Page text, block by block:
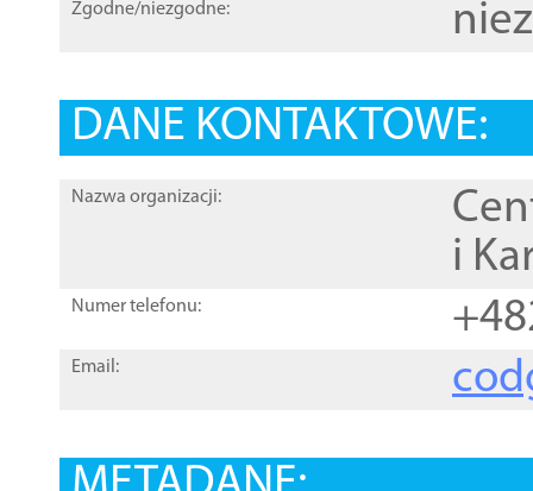
Zgodne/niezgodne:
DANE KONTAKTOWE:
Nazwa organizacji:
i
Numer telefonu:
Email: